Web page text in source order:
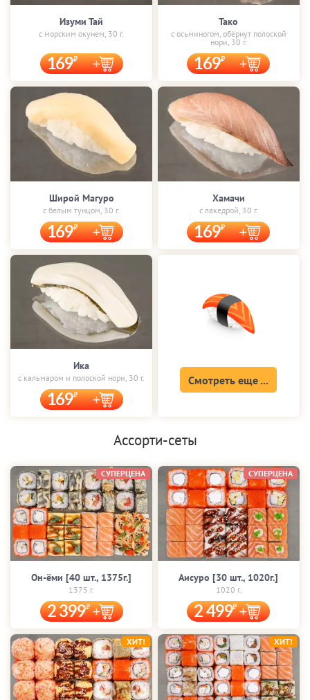
Изуми Тай
с морским окунем, 30 г.
169
Тако
с осьминогом, обёрнут полоской
нори, 30 г.
169
Широй Магуро
с белым тунцом, 30 г.
169
Хамачи
с лакедрой, 30 г.
169
Ика
с кальмаром и полоской нори, 30 г.
169
Смотреть еще ...
Ассорти-сеты
Он-ёми [40 шт., 1375г.]
1375 г.
2 399
СУПЕРЦЕНА
Аисуро [30 шт., 1020г.]
1020 г.
2 499
СУПЕРЦЕНА
ХИТ! ХИТ!